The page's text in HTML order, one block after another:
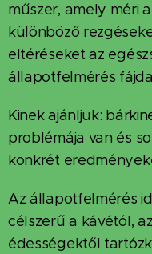
műszer, amely méri
különböző
eltéréseket az
állapotfelmérés
Kinek ajánljuk:
problémája van és
konkrét
Az állapotfelmérés
célszerű a kávétól,
édességektől